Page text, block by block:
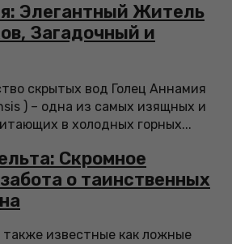
Элегантный Житель
Загадочный и
скрытых вод Голец Аннамия
) – одна из самых изящных и
в холодных горных...
Скромное
о таинственных
также известные как ложные